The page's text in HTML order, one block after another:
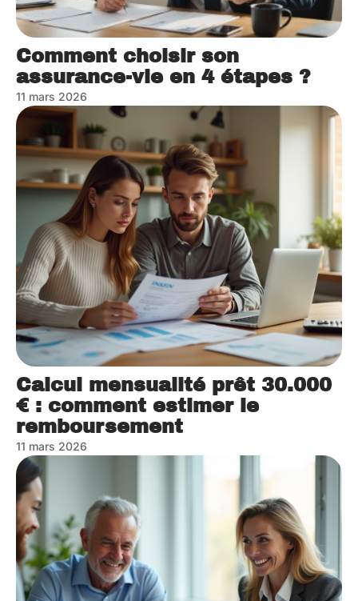
Comment choisir son
assurance-vie en 4 étapes ?
11 mars 2026
Calcul mensualité prêt 30.000
€ : comment estimer le
remboursement
11 mars 2026